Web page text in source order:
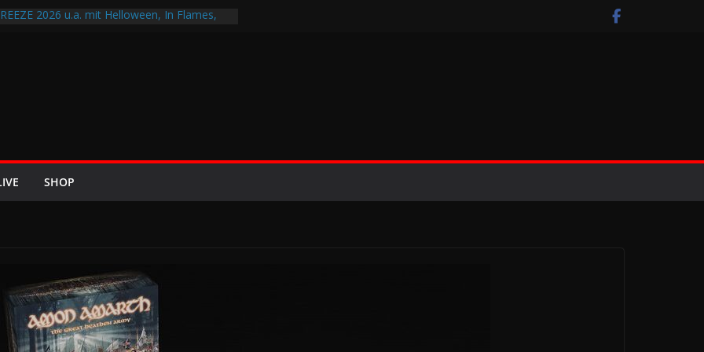
2026 u.a. mit Helloween, In Flames,
auch noch auf meinem Sterbebett
Rockfestival 2026 lädt vom bis 22.
ins Wikingerland Haddeby
im Sommer 2026 mit den Nightwish
die europäischen Bühnen
SHOP